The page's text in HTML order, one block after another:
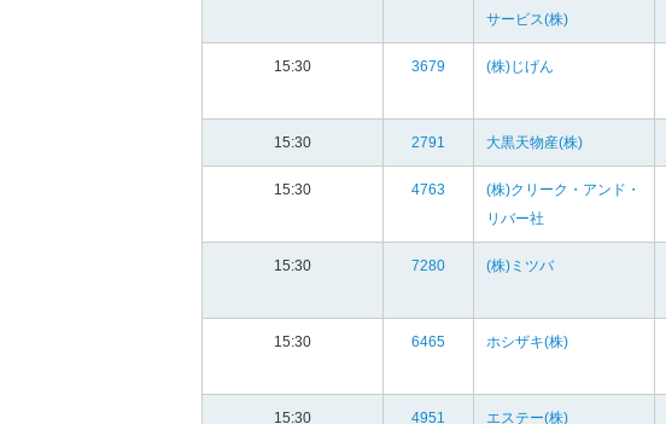
サービス(株)
15:30 3679 (株)じげん
15:30 2791 大黒天物産(株)
15:30 4763
(株)クリーク・アンド・
リバー社
15:30 7280 (株)ミツバ
15:30 6465 ホシザキ(株)
15:30 4951 エステー(株)